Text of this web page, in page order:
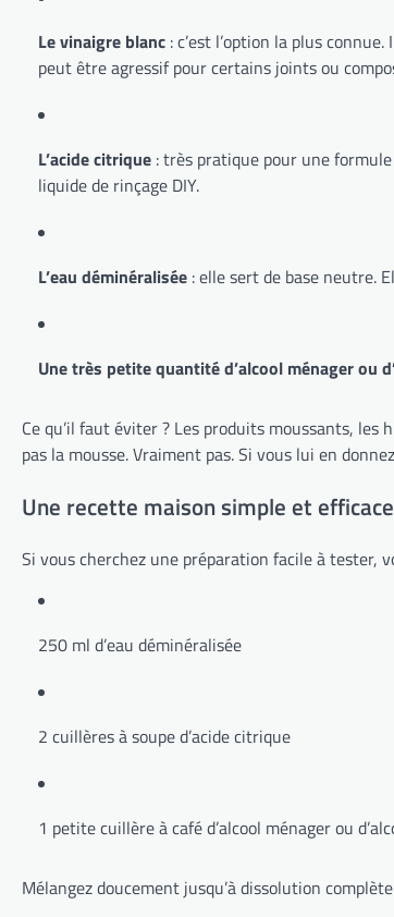
Le vinaigre blanc : c’est l’option la plus
peut être agressif pour certains joints ou
L’acide citrique : très pratique pour une
liquide de rinçage DIY.
L’eau déminéralisée : elle sert de base neutre.
Une très petite quantité d’alcool ménager ou
Ce qu’il faut éviter ? Les produits moussants,
pas la mousse. Vraiment pas. Si vous lui en
Une recette maison simple et efficace
Si vous cherchez une préparation facile à tester,
250 ml d’eau déminéralisée
2 cuillères à soupe d’acide citrique
1 petite cuillère à café d’alcool ménager ou
Mélangez doucement jusqu’à dissolution